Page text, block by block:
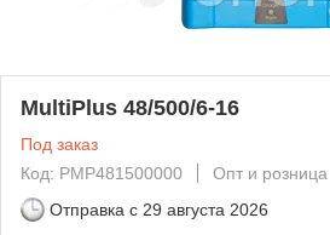
MultiPlus 48/500/6-16
Под заказ
Код: PMP481500000
Опт и розница
Отправка с 29 августа 2026